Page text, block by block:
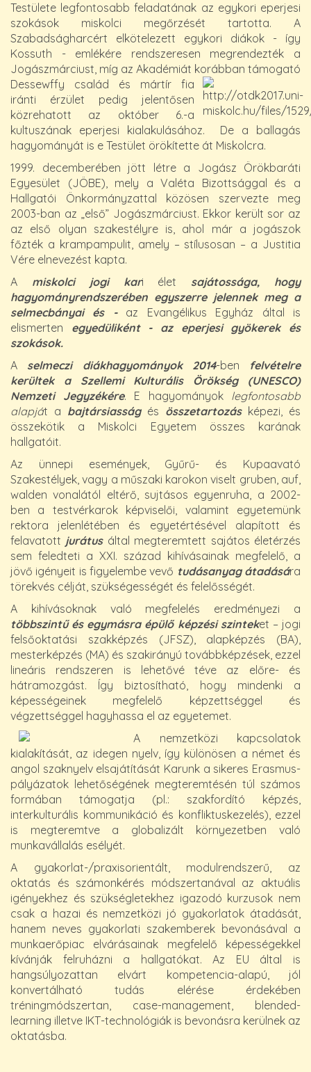
Testülete legfontosabb feladatának az egykori eperjesi
szokások miskolci megőrzését tartotta. A
Szabadságharcért elkötelezett egykori diákok - így
Kossuth - emlékére rendszeresen megrendezték a
Jogászmárciust, míg az Akadémiát korábban támogató
Dessewffy család és mártír fia
iránti érzület pedig jelentősen
közrehatott az október 6.-a
kultuszának eperjesi kialakulásához. De a ballagás
hagyományát is e Testület örökítette át Miskolcra.
1999. decemberében jött létre a Jogász Örökbaráti
Egyesület (JÖBE), mely a Valéta Bizottsággal és a
Hallgatói Önkormányzattal közösen szervezte meg
2003-ban az „első” Jogászmárciust. Ekkor került sor az
az első olyan szakestélyre is, ahol már a jogászok
főzték a krampampulit, amely – stílusosan – a Justitia
Vére elnevezést kapta.
A miskolci jogi kari élet sajátossága, hogy
hagyományrendszerében egyszerre jelennek meg a
selmecbányai és - az Evangélikus Egyház által is
elismerten egyedüliként - az eperjesi gyökerek és
szokások.
A selmeczi diákhagyományok 2014-ben felvételre
kerültek a Szellemi Kulturális Örökség (UNESCO)
Nemzeti Jegyzékére. E hagyományok legfontosabb
alapját a bajtársiasságés összetartozásképezi, és
összekötik a Miskolci Egyetem összes karának
hallgatóit.
Az ünnepi események, Gyűrű- és Kupaavató
Szakestélyek, vagy a műszaki karokon viselt gruben, auf,
walden vonalától eltérő, sujtásos egyenruha, a 2002-
ben a testvérkarok képviselői, valamint egyetemünk
rektora jelenlétében és egyetértésével alapított és
felavatott jurátusáltal megteremtett sajátos életérzés
sem feledteti a XXI. század kihívásainak megfelelő, a
jövő igényeit is figyelembe vevő tudásanyag átadására
törekvés célját, szükségességét és felelősségét.
A kihívásoknak való megfelelés eredményezi a
többszintű és egymásra épülő képzési szinteket – jogi
felsőoktatási szakképzés (JFSZ), alapképzés (BA),
mesterképzés (MA) és szakirányú továbbképzések, ezzel
lineáris rendszeren is lehetővé téve az előre- és
hátramozgást. Így biztosítható, hogy mindenki a
képességeinek megfelelő képzettséggel és
végzettséggel hagyhassa el az egyetemet.
A nemzetközi kapcsolatok
kialakítását, az idegen nyelv, így különösen a német és
angol szaknyelv elsajátítását Karunk a sikeres Erasmus-
pályázatok lehetőségének megteremtésén túl számos
formában támogatja (pl.: szakfordító képzés,
interkulturális kommunikáció és konfliktuskezelés), ezzel
is megteremtve a globalizált környezetben való
munkavállalás esélyét.
A gyakorlat-/praxisorientált, modulrendszerű, az
oktatás és számonkérés módszertanával az aktuális
igényekhez és szükségletekhez igazodó kurzusok nem
csak a hazai és nemzetközi jó gyakorlatok átadását,
hanem neves gyakorlati szakemberek bevonásával a
munkaerőpiac elvárásainak megfelelő képességekkel
kívánják felruházni a hallgatókat. Az EU által is
hangsúlyozattan elvárt kompetencia-alapú, jól
konvertálható tudás elérése érdekében
tréningmódszertan, case-management, blended-
learning illetve IKT-technológiák is bevonásra kerülnek az
oktatásba.